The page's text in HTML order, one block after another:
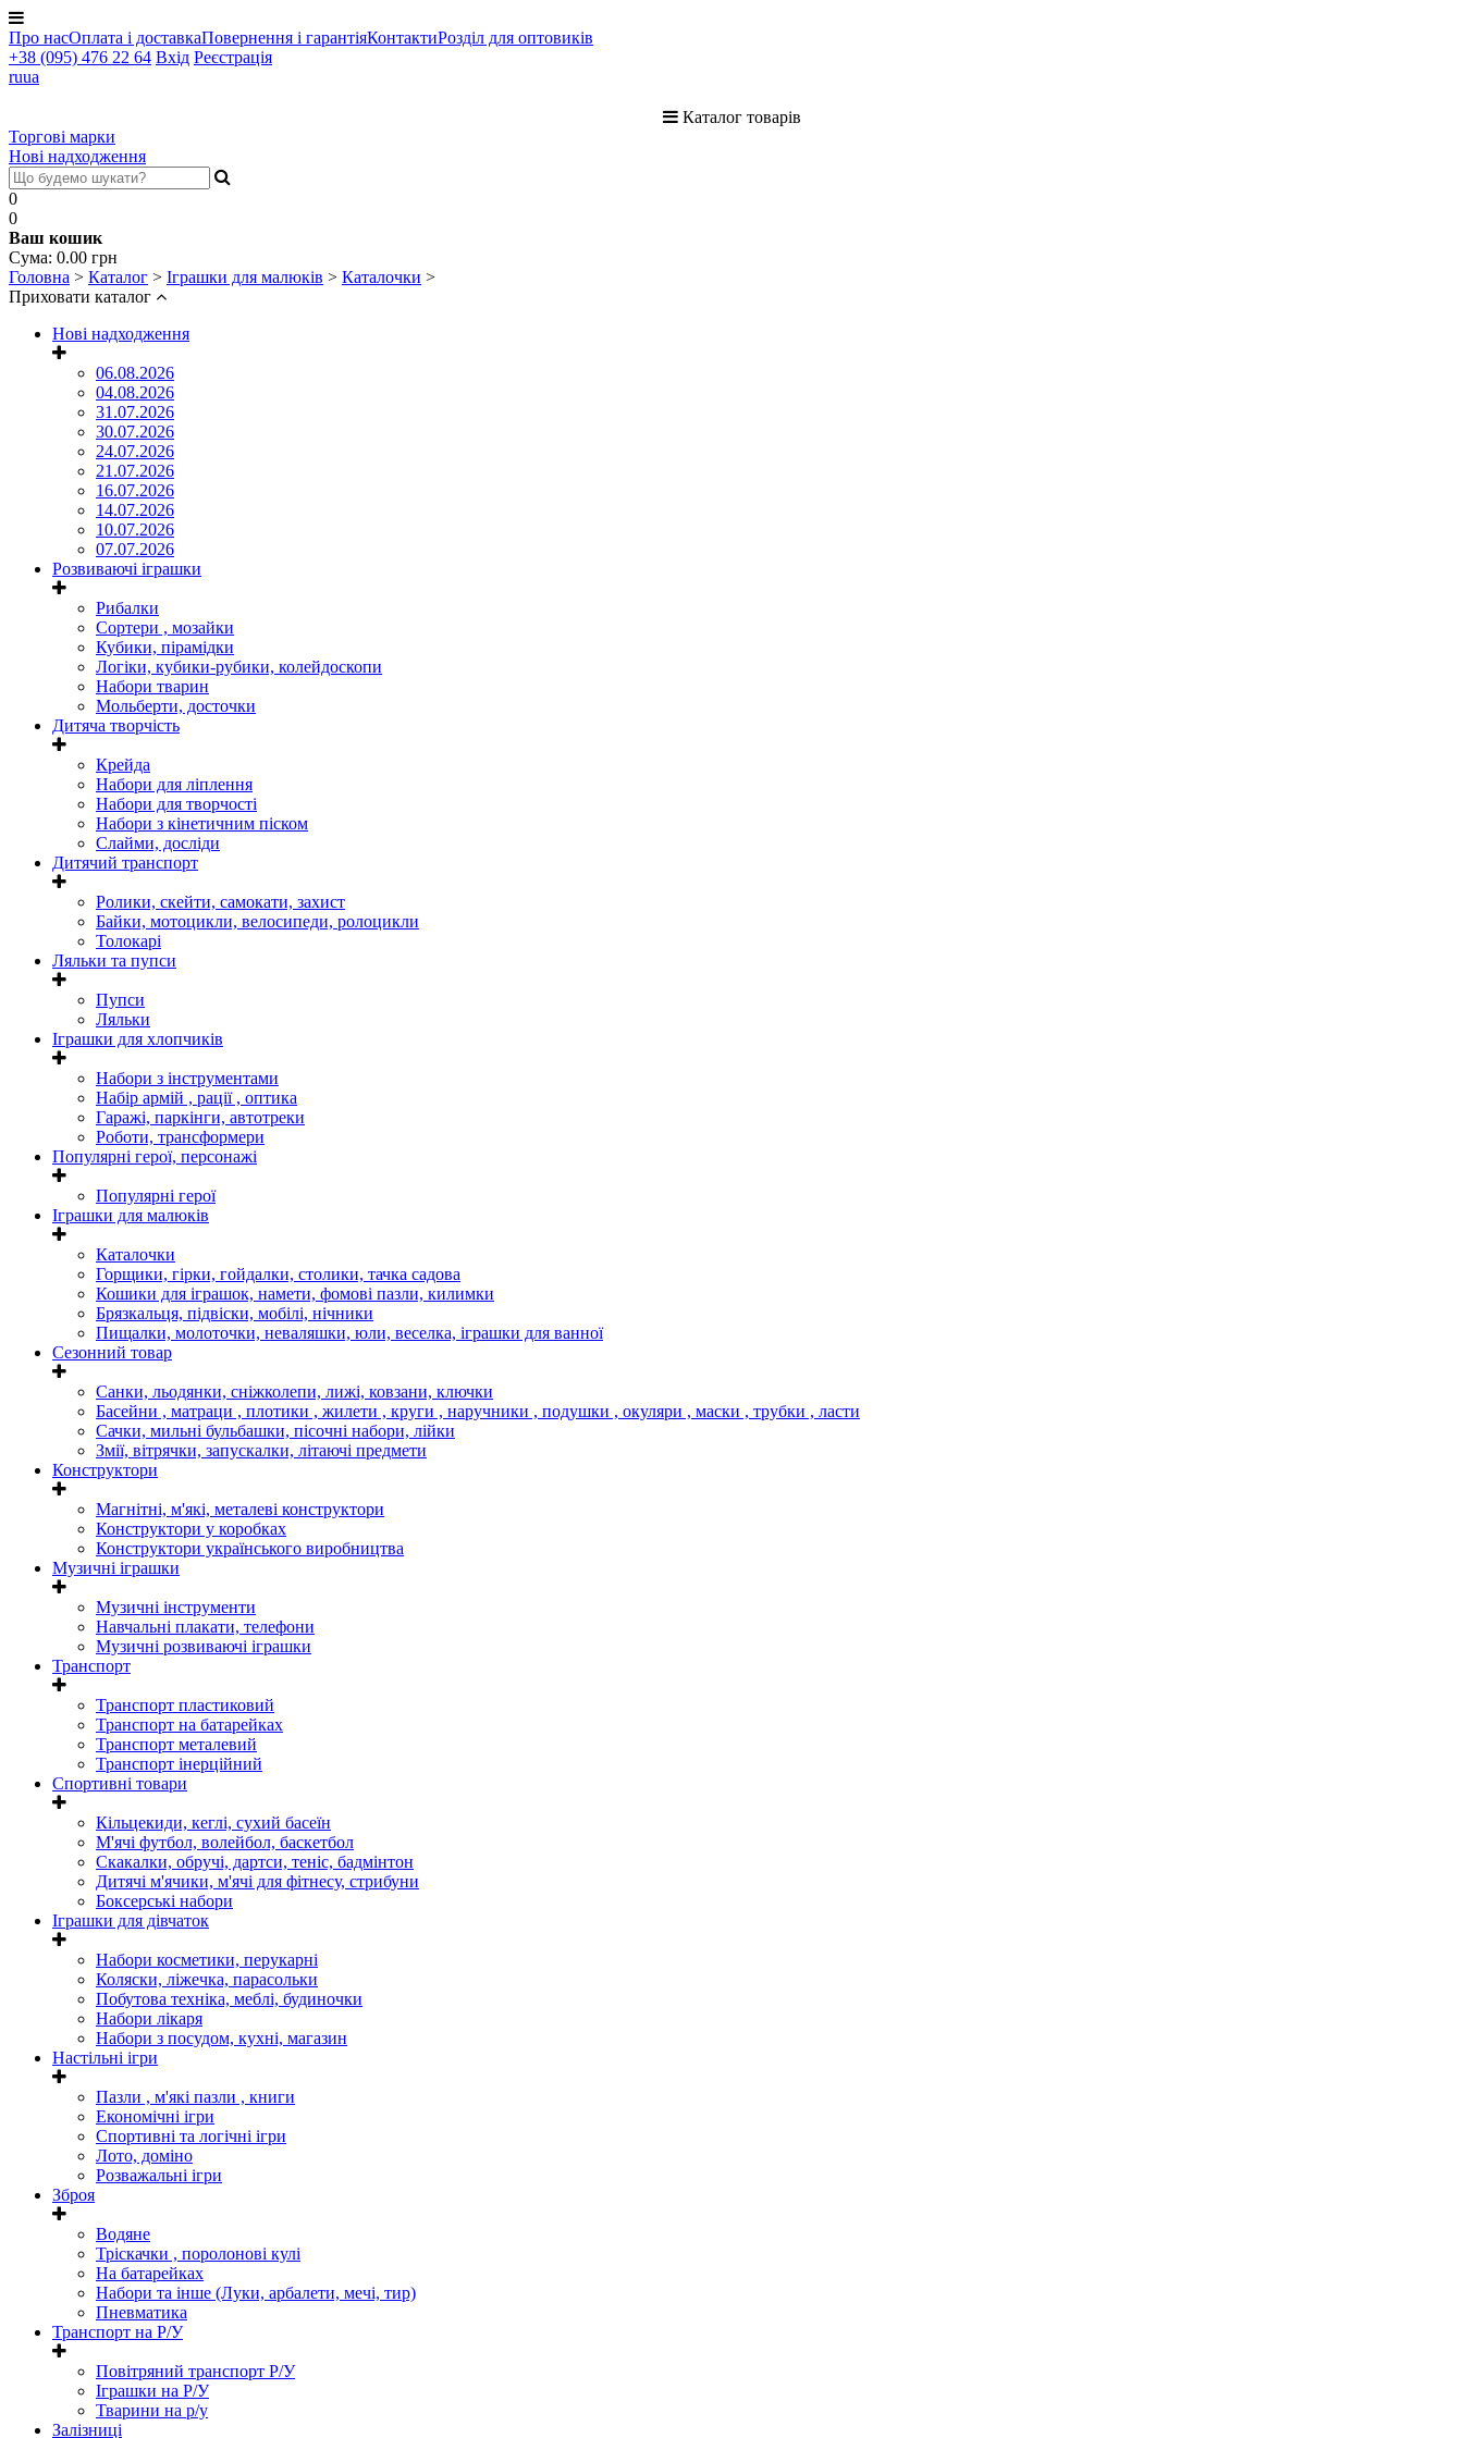
Про насОплата і доставкаПовернення і гарантіяКонтактиРозділ для оптовиків
+38 (095) 476 22 64 Вхід Реєстрація
ruua
Каталог товарів
Торгові марки
Нові надходження
0
0
Ваш кошик
Cума: 0.00 грн
Головна > Каталог > Іграшки для малюків > Каталочки >
Приховати каталог
Нові надходження
06.08.2026
04.08.2026
31.07.2026
30.07.2026
24.07.2026
21.07.2026
16.07.2026
14.07.2026
10.07.2026
07.07.2026
Розвиваючі іграшки
Рибалки
Сортери , мозайки
Кубики, пірамідки
Логіки, кубики-рубики, колейдоскопи
Набори тварин
Мольберти, досточки
Дитяча творчість
Крейда
Набори для ліплення
Набори для творчості
Набори з кінетичним піском
Слайми, досліди
Дитячий транспорт
Ролики, скейти, самокати, захист
Байки, мотоцикли, велосипеди, ролоцикли
Толокарі
Ляльки та пупси
Пупси
Ляльки
Іграшки для хлопчиків
Набори з інструментами
Набір армій , рації , оптика
Гаражі, паркінги, автотреки
Роботи, трансформери
Популярні герої, персонажі
Популярні герої
Іграшки для малюків
Каталочки
Горщики, гірки, гойдалки, столики, тачка садова
Кошики для іграшок, намети, фомові пазли, килимки
Брязкальця, підвіски, мобілі, нічники
Пищалки, молоточки, неваляшки, юли, веселка, іграшки для ванної
Сезонний товар
Санки, льодянки, сніжколепи, лижі, ковзани, ключки
Басейни , матраци , плотики , жилети , круги , наручники , подушки , окуляри , маски , трубки , ласти
Сачки, мильні бульбашки, пісочні набори, лійки
Змії, вітрячки, запускалки, літаючі предмети
Конструктори
Магнітні, м'які, металеві конструктори
Конструктори у коробках
Конструктори українського виробництва
Музичні іграшки
Музичні інструменти
Навчальні плакати, телефони
Музичні розвиваючі іграшки
Транспорт
Транспорт пластиковий
Транспорт на батарейках
Транспорт металевий
Транспорт інерційний
Спортивні товари
Кільцекиди, кеглі, сухий басеїн
М'ячі футбол, волейбол, баскетбол
Скакалки, обручі, дартси, теніс, бадмінтон
Дитячі м'ячики, м'ячі для фітнесу, стрибуни
Боксерські набори
Іграшки для дівчаток
Набори косметики, перукарні
Коляски, ліжечка, парасольки
Побутова техніка, меблі, будиночки
Набори лікаря
Набори з посудом, кухні, магазин
Настільні ігри
Пазли , м'які пазли , книги
Економічні ігри
Спортивні та логічні ігри
Лото, доміно
Розважальні ігри
Зброя
Водяне
Тріскачки , поролонові кулі
На батарейках
Набори та інше (Луки, арбалети, мечі, тир)
Пневматика
Транспорт на Р/У
Повітряний транспорт Р/У
Іграшки на Р/У
Тварини на р/у
Залізниці